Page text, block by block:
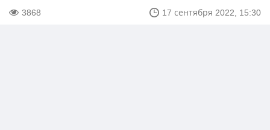
3868 17 сентября 2022, 15:30